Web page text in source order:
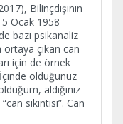
Bilinçdışının
Ocak 1958
bazı psikanaliz
ortaya çıkan can
için de örnek
olduğunuz
aldığınız
sıkıntısı”. Can